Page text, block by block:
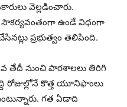
వెల్లడించారు.
సౌకర్యవంతంగా ఉండే విధంగా
ప్రభుత్వం తెలిపింది.
తేదీ నుంచి పాఠశాలలు తిరిగి
రోజుల్లోనే కొత్త యూనిఫాంలు
గత ఏడాది